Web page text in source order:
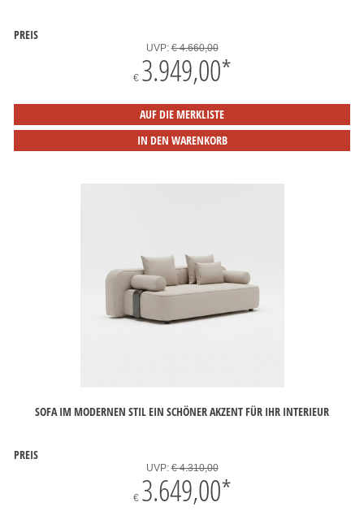
PREIS
UVP:€ 4.660,00
€ 3.949,00*
AUF DIE MERKLISTE
IN DEN WARENKORB
SOFA IM MODERNEN STIL EIN SCHÖNER AKZENT FÜR IHR INTERIEUR
PREIS
UVP:€ 4.310,00
€ 3.649,00*